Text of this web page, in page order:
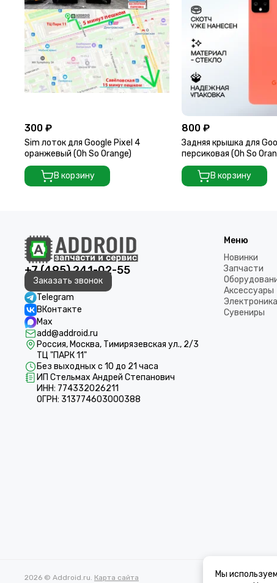
300 ₽
Sim лоток для Google Pixel 4
оранжевый (Oh So Orange)
В корзину
800 ₽
Задняя крышка для
персиковая (Oh So
стеклом камеры
В корзину
+7 (495) 241-02-55
Заказать звонок
Telegram
ВКонтакте
Max
add@addroid.ru
Россия, Москва, Тимирязевская ул., 2/3
ТЦ "ПАРК 11"
Без выходных с 10 до 21 часа
ИП Стельмах Андрей Степанович
ИНН: 774332026211
ОГРН: 313774603000388
Меню
Новинки
Запчасти
Аксессуары
Электроника
Сувениры
2026 © Addroid.ru. Карта сайта
Мы